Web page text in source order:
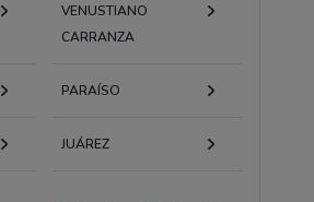
VENUSTIANO
CARRANZA
PARAÍSO
JUÁREZ